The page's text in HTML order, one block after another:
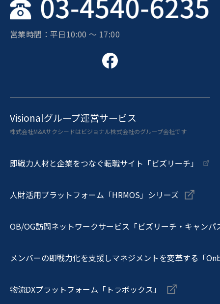
営業時間：平日10:00 〜 17:00
Visionalグループ運営サービス
株式会社M&Aサクシードはビジョナル株式会社のグループ会社です
即戦力人材と企業をつなぐ転職サイト「ビズリーチ」
人財活用プラットフォーム「HRMOS」シリーズ
OB/OG訪問ネットワークサービス「ビズリーチ・キャンパ
メンバーの即戦力化を支援しマネジメントを変革する「
物流DXプラットフォーム「トラボックス」